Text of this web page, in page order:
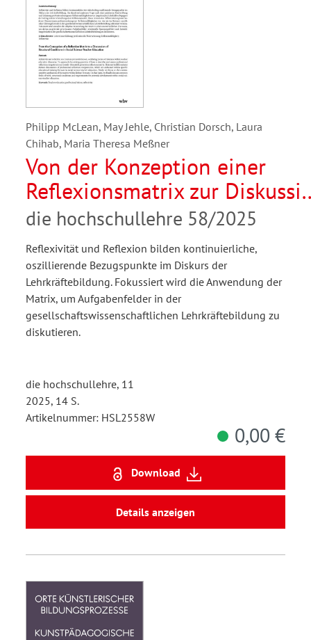
Philipp McLean, May Jehle, Christian Dorsch, Laura
Chihab, Maria Theresa Meßner
Von der Konzeption einer
Reflexionsmatrix zur
struktureller Spannungsfelder
in der
Lehrkräftebildung
die hochschullehre 58/2025
Reflexivität und Reflexion bilden kontinuierliche,
oszillierende Bezugspunkte im Diskurs der
Lehrkräftebildung. Fokussiert wird die Anwendung der
Matrix, um Aufgabenfelder in der
gesellschaftswissenschaftlichen Lehrkräftebildung zu
diskutieren.
die hochschullehre, 11
2025, 14 S.
Artikelnummer: HSL2558W
0,00 €
Download
Details anzeigen